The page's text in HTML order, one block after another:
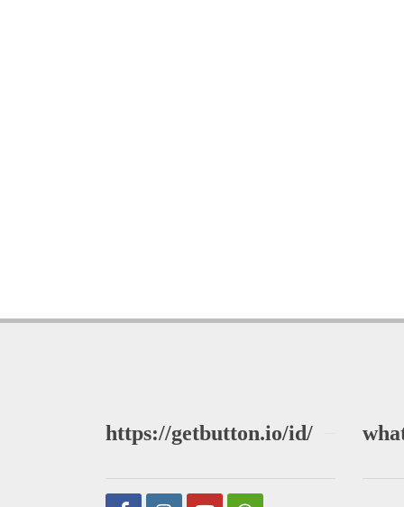
https://getbutton.io/id/